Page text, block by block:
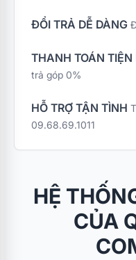
ĐỔI TRẢ DỄ DÀNG
THANH TOÁN TIỆN
trả góp 0%
HỖ TRỢ TẬN TÌNH
09.68.69.1011
HỆ
CỦA